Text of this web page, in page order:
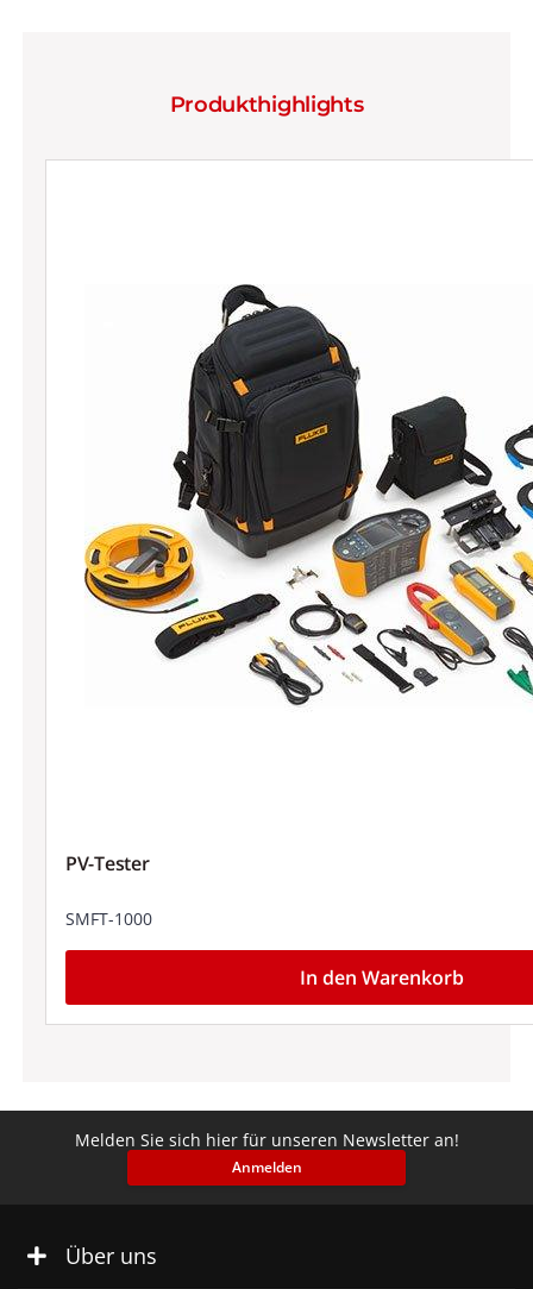
Produkthighlights
PV-Tester
SMFT-1000
In den Warenkorb
Melden Sie sich hier für unseren Newsletter an!
Anmelden
Über uns